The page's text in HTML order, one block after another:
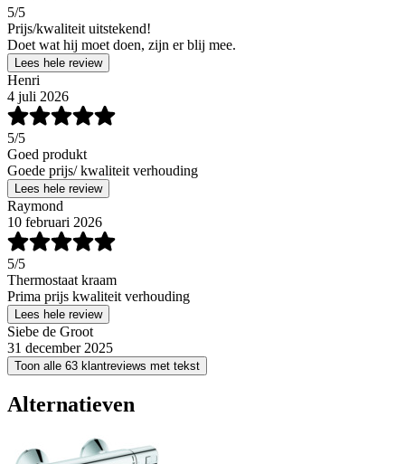
5/5
Prijs/kwaliteit uitstekend!
Doet wat hij moet doen, zijn er blij mee.
Lees hele review
Henri
4 juli 2026
5/5
Goed produkt
Goede prijs/ kwaliteit verhouding
Lees hele review
Raymond
10 februari 2026
5/5
Thermostaat kraam
Prima prijs kwaliteit verhouding
Lees hele review
Siebe de Groot
31 december 2025
Toon alle 63 klantreviews met tekst
Alternatieven